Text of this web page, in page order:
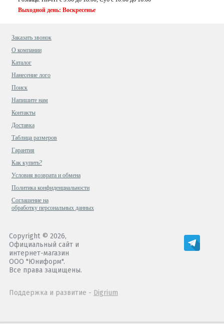
Выходной день: Воскресенье
Заказать звонок
О компании
Каталог
Нанесение лого
Поиск
Напишите нам
Контакты
Доставка
Таблица размеров
Гарантия
Как купить?
Условия возврата и обмена
Политика конфиденциальности
Cоглашение на
обработку персональных данных
Copyright © 2026,
Официальный сайт и
интернет-магазин
ООО "Юниформ".
Все права защищены.
Поддержка и развитие - Digrium